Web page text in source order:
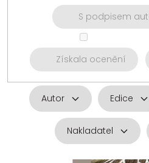
S podpisem
Získala ocenění
Autor Edice
Nakladatel